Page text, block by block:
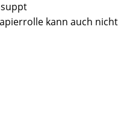
kann auch nicht